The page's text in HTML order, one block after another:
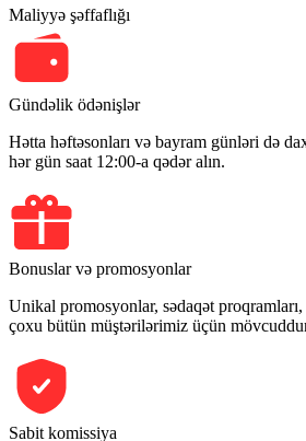
Maliyyə şəffaflığı
Gündəlik ödənişlər
Hətta həftəsonları və bayram günləri də
hər gün saat 12:00-a qədər alın.
Bonuslar və promosyonlar
Unikal promosyonlar, sədaqət
çoxu bütün müştərilərimiz üçün
Sabit komissiya